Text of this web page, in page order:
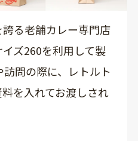
る老舗カレー専門店
ズ260を利用して製
問の際に、レトルト
を入れてお渡しされ